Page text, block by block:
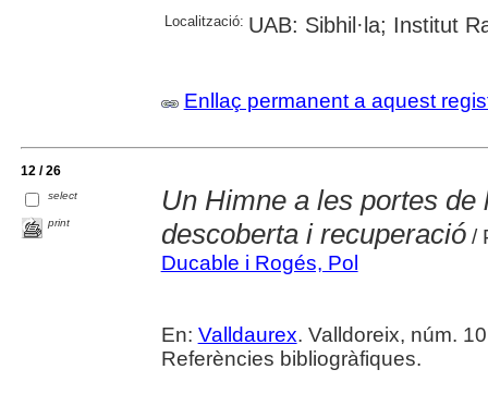
Localització: UAB: Sibhil·la; Institut
Enllaç permanent a aquest
12 / 26
select
print
Un Himne a les portes
descoberta i recuperació/
Ducable i Rogés, Pol
En: Valldaurex. Valldoreix, núm.
Referències bibliogràfiques.